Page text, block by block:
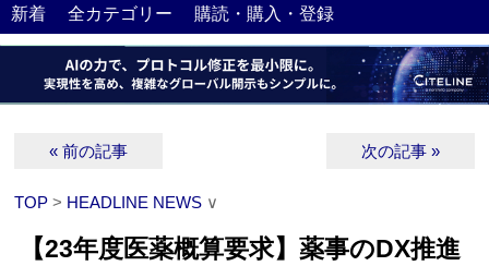
新着 全カテゴリー 購読・購入・登録
« 前の記事 次の記事 »
TOP > HEADLINE NEWS ∨
【23年度医薬概算要求】薬事のDX推進